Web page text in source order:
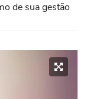
de sua gestão